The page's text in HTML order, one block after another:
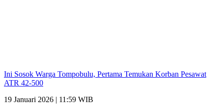
Ini Sosok Warga Tompobulu, Pertama Temukan Korban Pesawat
ATR 42-500
19 Januari 2026 | 11:59 WIB